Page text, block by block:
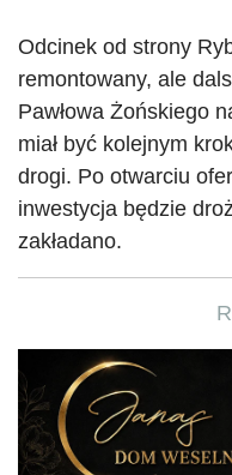
Odcinek od strony
remontowany, ale
Pawłowa Żońskiego
miał być kolejnym
drogi. Po otwarciu
inwestycja będzie
zakładano.